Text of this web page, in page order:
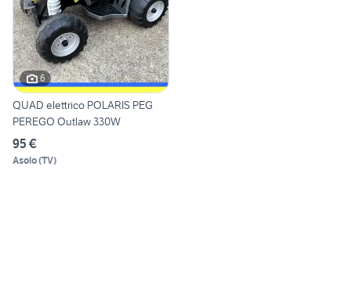
6
QUAD elettrico POLARIS PEG
PEREGO Outlaw 330W
95 €
Asolo(TV)